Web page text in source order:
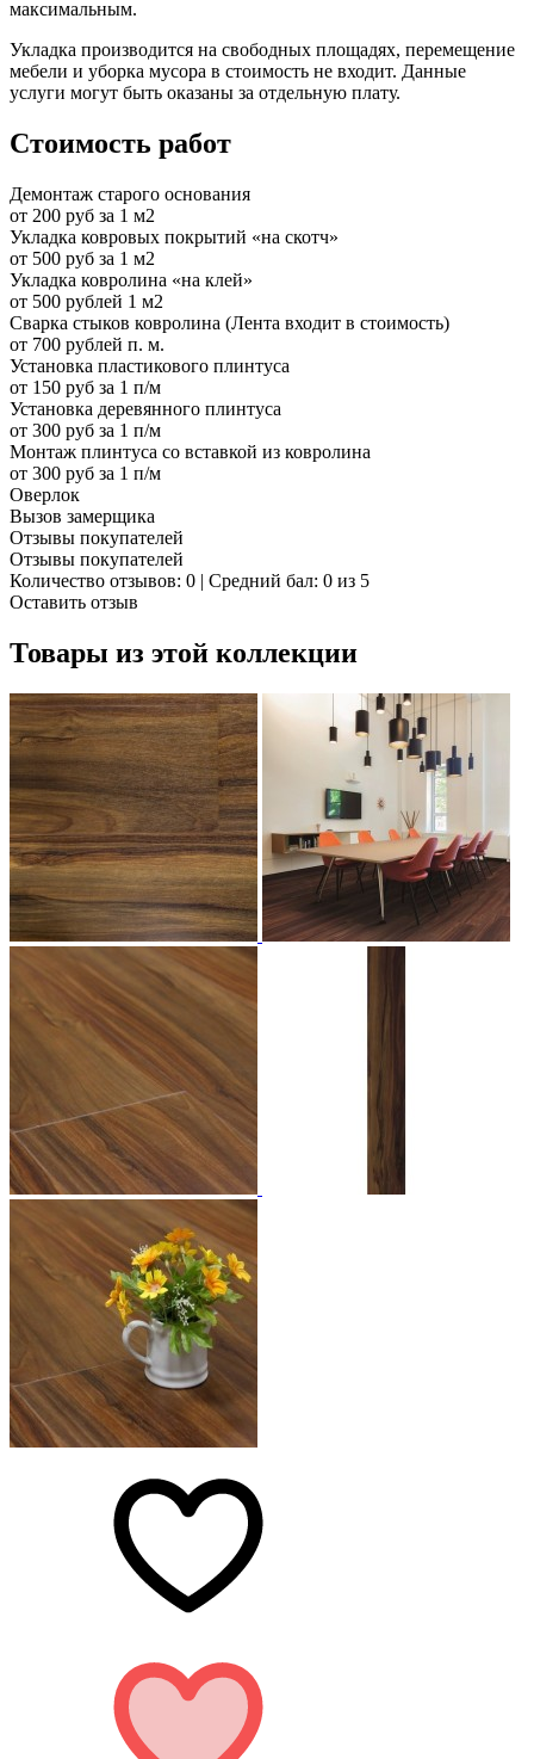
максимальным.
Укладка производится на свободных площадях, перемещение
мебели и уборка мусора в стоимость не входит. Данные
услуги могут быть оказаны за отдельную плату.
Стоимость работ
Демонтаж старого основания
от 200 руб за 1 м2
Укладка ковровых покрытий «на скотч»
от 500 руб за 1 м2
Укладка ковролина «на клей»
от 500 рублей 1 м2
Сварка стыков ковролина (Лента входит в стоимость)
от 700 рублей п. м.
Установка пластикового плинтуса
от 150 руб за 1 п/м
Установка деревянного плинтуса
от 300 руб за 1 п/м
Монтаж плинтуса со вставкой из ковролина
от 300 руб за 1 п/м
Оверлок
Вызов замерщика
Отзывы покупателей
Отзывы покупателей
Количество отзывов: 0 | Средний бал: 0 из 5
Оставить отзыв
Товары из этой коллекции